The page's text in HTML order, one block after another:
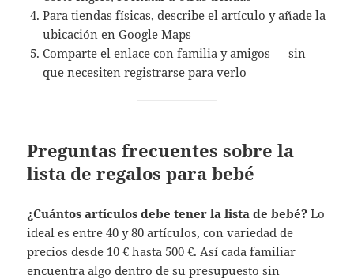
Para tiendas físicas, describe el artículo y añade la
ubicación en Google Maps
Comparte el enlace con familia y amigos — sin
que necesiten registrarse para verlo
Preguntas frecuentes sobre la
lista de regalos para bebé
¿Cuántos artículos debe tener la lista de bebé? Lo
ideal es entre 40 y 80 artículos, con variedad de
precios desde 10 € hasta 500 €. Así cada familiar
encuentra algo dentro de su presupuesto sin